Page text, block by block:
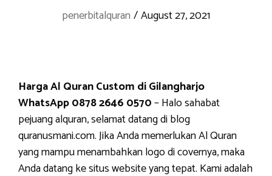
penerbitalquran /August 27, 2021
Harga Al Quran Custom di Gilangharjo
WhatsApp 0878 2646 0570– Halo sahabat
pejuang alquran, selamat datang di blog
quranusmani.com. Jika Anda memerlukan Al Quran
yang mampu menambahkan logo di covernya, maka
Anda datang ke situs website yang tepat. Kami adalah